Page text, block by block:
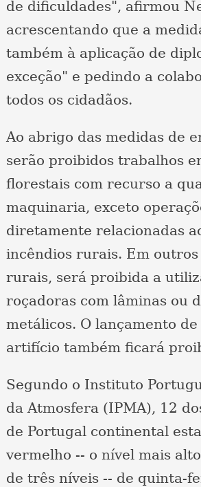
de dificuldades", afirmou
acrescentando que a
também à aplicação de
exceção" e pedindo a
todos os cidadãos.
Ao abrigo das medidas de
serão proibidos trabalhos
florestais com recurso a
maquinaria, exceto
diretamente relacionadas
incêndios rurais. Em outros
rurais, será proibida a
roçadoras com lâminas ou
metálicos. O lançamento de
artifício também ficará
Segundo o Instituto
da Atmosfera (IPMA), 12
de Portugal continental
vermelho -- o nível mais
de três níveis -- de quinta-